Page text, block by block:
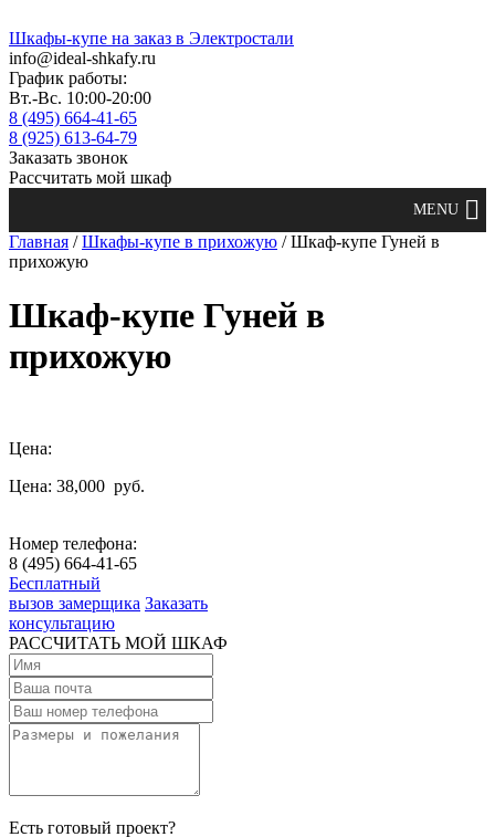
Шкафы-купе на заказ в Электростали
info@ideal-shkafy.ru
График работы:
Вт.-Вс. 10:00-20:00
8 (495) 664-41-65
8 (925) 613-64-79
Заказать звонок
Рассчитать мой шкаф
Главная /Шкафы-купе в прихожую / Шкаф-купе Гуней в
прихожую
Шкаф-купе Гуней в
прихожую
Цена:
Цена: 38,000 руб.
Номер телефона:
8 (495) 664-41-65
Бесплатный
вызов замерщика Заказать
консультацию
РАССЧИТАТЬ МОЙ ШКАФ
Есть готовый проект?